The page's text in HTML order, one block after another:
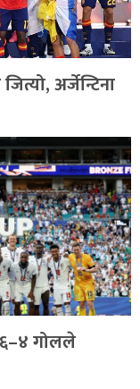
अर्जेन्टिना
६–४ गोलले